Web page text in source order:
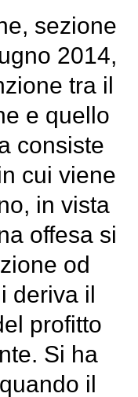
sezione
2014,
tra il
e quello
consiste
cui viene
in vista
offesa si
od
deriva il
profitto
Si ha
il